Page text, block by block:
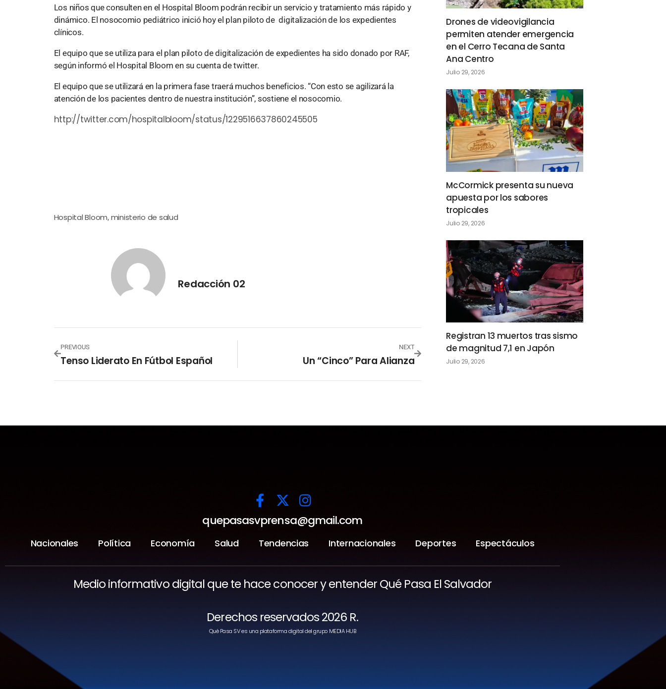
Los niños que consulten en el Hospital Bloom podrán recibir un servicio y tratamiento más rápido y
dinámico. El nosocomio pediátrico inició hoy el plan piloto de digitalización de los expedientes
clínicos.
El equipo que se utiliza para el plan piloto de digitalización de expedientes ha sido donado por RAF,
según informó el Hospital Bloom en su cuenta de twitter.
El equipo que se utilizará en la primera fase traerá muchos beneficios. “Con esto se agilizará la
atención de los pacientes dentro de nuestra institución”, sostiene el nosocomio.
http://twitter.com/hospitalbloom/status/1229516637860245505
Hospital Bloom, ministerio de salud
Redacción 02
PREVIOUS
Tenso Liderato En Fútbol Español
NEXT
Un “cinco” Para Alianza
Drones de videovigilancia
permiten atender emergencia
en el Cerro Tecana de Santa
Ana Centro
Julio 29, 2026
McCormick presenta su nueva
apuesta por los sabores
tropicales
Julio 29, 2026
Registran 13 muertos tras sismo
de magnitud 7,1 en Japón
Julio 29, 2026
quepasasvprensa@gmail.com
Nacionales Política Economía Salud Tendencias Internacionales Deportes Espectáculos
Medio informativo digital que te hace conocer y entender Qué Pasa El Salvador
Derechos reservados 2026 R.
Qué Pasa SV es una plataforma digital del grupo MEDIA HUB